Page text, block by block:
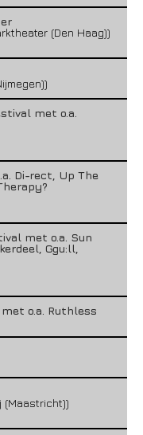
(Den Haag))
met o.a.
Di-rect, Up The
met o.a. Sun
Ggu:ll,
o.a. Ruthless
(Maastricht))